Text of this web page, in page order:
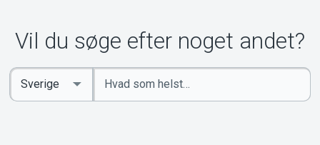
Vil du søge efter noget andet?
Indtast
søgeord
Select
Country